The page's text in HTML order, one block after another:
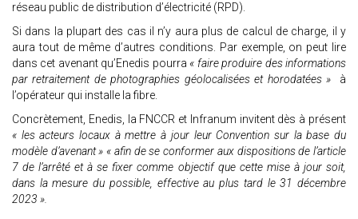
réseau public de distribution d’électricité (RPD).
Si dans la plupart des cas il n’y aura plus de calcul de charge, il y
aura tout de même d’autres conditions. Par exemple, on peut lire
dans cet avenant qu’Enedis pourra « faire produire des informations
par retraitement de photographies géolocalisées et horodatées »
à
l’opérateur qui installe la fibre.
Concrètement, Enedis, la FNCCR et Infranum invitent dès à présent
« les acteurs locaux à mettre à jour leur Convention sur la base du
modèle d’avenant » « afin de se conformer aux dispositions de l’article
7 de l’arrêté et à se fixer comme objectif que cette mise à jour soit,
dans la mesure du possible, effective au plus tard le 31 décembre
2023 ».